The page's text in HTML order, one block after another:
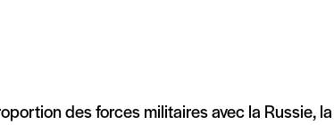
des forces militaires avec la Russie, la